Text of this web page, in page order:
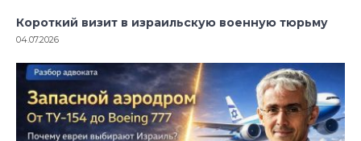
Короткий визит в израильскую военную тюрьму
04.07.2026